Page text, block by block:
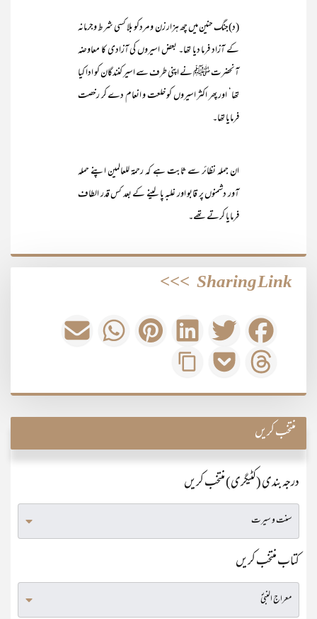
(د)جنگ حنین میں چھ ہزار زن و مردکو بلا کسی شرط وجرمانہ
کے آزاد فرما دیا تھا۔ بعض اسیروں کی آزادی کا معاوضہ
آنحضرت ﷺ نے اپنی طرف سے اسیر کنندگان کو ادا کیا
تھا‘ اور پھر اکثر اسیروں کو خلعت و انعام دے کر رخصت
فرمایا تھا۔
ان جملہ نظائر سے ثابت ہے کہ رحمۃ للعالمین اپنے حملہ
آور دشمنوں پر قابو اور غلبہ پا لینے کے بعد کس قدر الطاف
فرمایا کرتے تھے۔
Sharing Link
>>>
منتخب کریں
درجہ بندی (کٹیگری) منتخب کریں
کتاب منتخب کریں